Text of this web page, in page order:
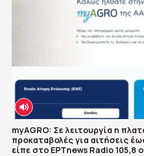
myAGRO: Σε λειτουργία η
προκαταβολές για αιτήσεις
είπε στο ΕΡΤnews Radio 105,8